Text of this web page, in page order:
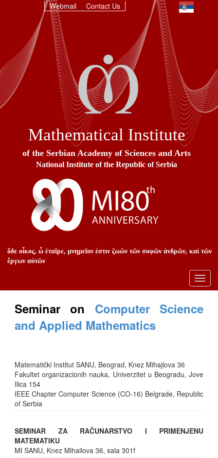
Webmail Contact Us
Mathematical Institute
of the Serbian Academy of Sciences and Arts
National Institute of the Republic of Serbia
ὅδε οἶκος, ὦ ἑταῖρε, μνημεῖον ἐστιν ζωῶν τῶν σοφῶν ἀνδρῶν, καὶ τῶν
ἔργων αὐτῶν
Seminar on Computer Science
and Applied Mathematics
Matematički Institut SANU, Beograd, Knez Mihajlova 36
Fakultet organizacionih nauka, Univerzitet u Beogradu, Jove
Ilica 154
IEEE Chapter Computer Science (CO-16) Belgrade, Republic
of Serbia
SEMINAR ZA RAČUNARSTVO I PRIMENJENU
MATEMATIKU
MI SANU, Knez Mihailova 36, sala 301f